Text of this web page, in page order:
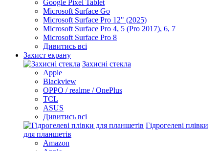
Google Pixel Tablet
Microsoft Surface Go
Microsoft Surface Pro 12" (2025)
Microsoft Surface Pro 4, 5 (Pro 2017), 6, 7
Microsoft Surface Pro 8
Дивитись всі
Захист екрану
Захисні стекла
Apple
Blackview
OPPO / realme / OnePlus
TCL
ASUS
Дивитись всі
Гідрогелеві плівки
для планшетів
Amazon